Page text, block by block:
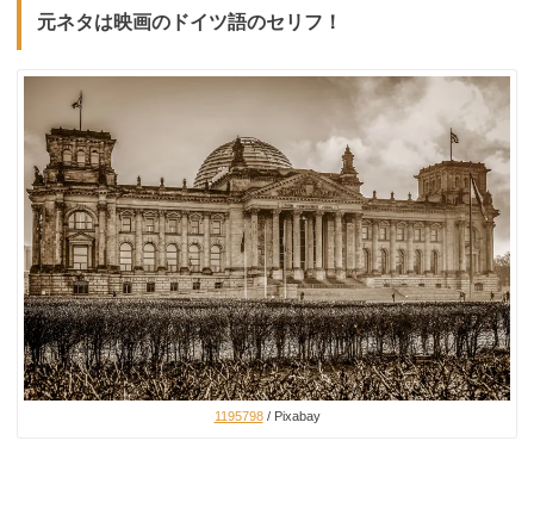
元ネタは映画のドイツ語のセリフ！
1195798/ Pixabay